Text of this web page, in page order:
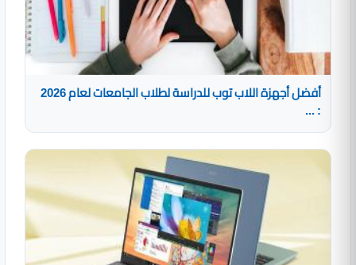
أفضل أجهزة اللاب توب للدراسة لطلاب الجامعات لعام 2026
: ...